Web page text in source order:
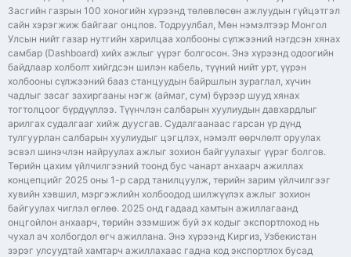
Засгийн газрын 100 хоногийн хүрээнд төлөвлөсөн ажлуудын гүйцэтгэл
сайн хэрэгжиж байгааг онцлов. Тодруулбал, Мөн нэмэлтээр Монгол
Улсын нийт газар нутгийн харилцаа холбооны сүлжээний нэгдсэн хянах
самбар (Dashboard) хийх ажлыг үүрэг болгосон. Энэ хүрээнд одоогийн
байдлаар холболт хийгдсэн шилэн кабель, түүний нийт урт, үүрэн
холбооны сүлжээний бааз станцуудын байршлын зураглал, хүчин
чадлыг засаг захиргааны нэгж (аймаг, сум) бүрээр шууд хянах
тогтолцоог бүрдүүллээ. Түүнчлэн салбарын хуулиудын давхардлыг
арилгах судалгааг хийж дуусгав. Судалгаанаас гарсан үр дүнд
тулгуурлан салбарын хуулиудыг цэгцлэх, нэмэлт өөрчлөлт оруулах
эсвэл шинэчлэн найруулах ажлыг зохион байгуулахыг үүрэг болгов.
Төрийн цахим үйлчилгээний тоонд бус чанарт анхаарч ажиллах
концепцийг 2025 оны 1-р сард танилцуулж, төрийн зарим үйлчилгээг
хувийн хэвшил, мэргэжлийн холбоодод шилжүүлэх ажлыг зохион
байгуулах чиглэл өглөө. 2025 онд гадаад хамтын ажиллагаанд
онцгойлон анхаарч, төрийн эзэмшиж буй эх кодыг экспортлоход нь
чухал ач холбогдол өгч ажиллана. Энэ хүрээнд Киргиз, Узбекистан
зэрэг улсуудтай хамтарч ажиллахаас гадна код экспортлох бусад